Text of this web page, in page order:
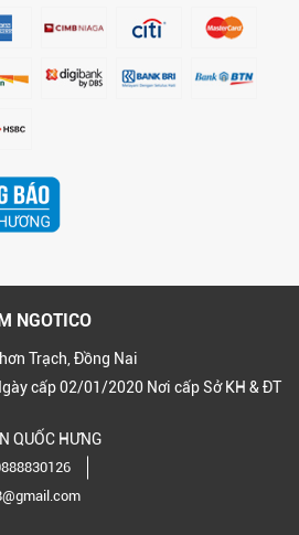
NGOTICO
Trạch, Đồng Nai
cấp 02/01/2020 Nơi cấp Sở KH & ĐT
QUỐC HƯNG